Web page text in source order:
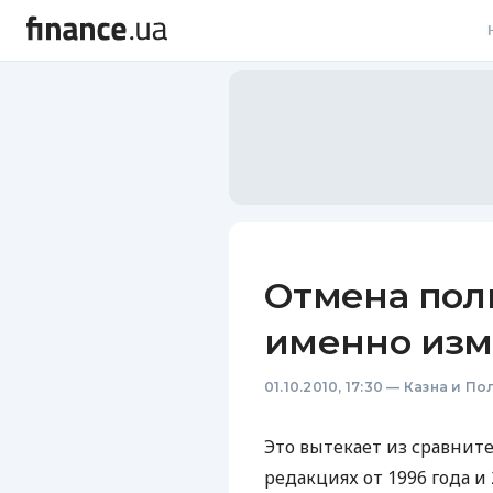
Отмена
именно
01.10.2010, 17:30 — Казна и
Это вытекает из
редакциях от 1996 года и